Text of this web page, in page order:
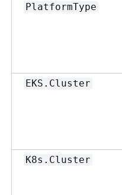
PlatformType
EKS.Cluster
K8s.Cluster